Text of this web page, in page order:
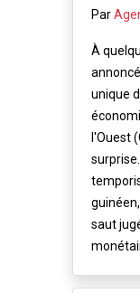
Par
À
unique
l'Ouest
saut